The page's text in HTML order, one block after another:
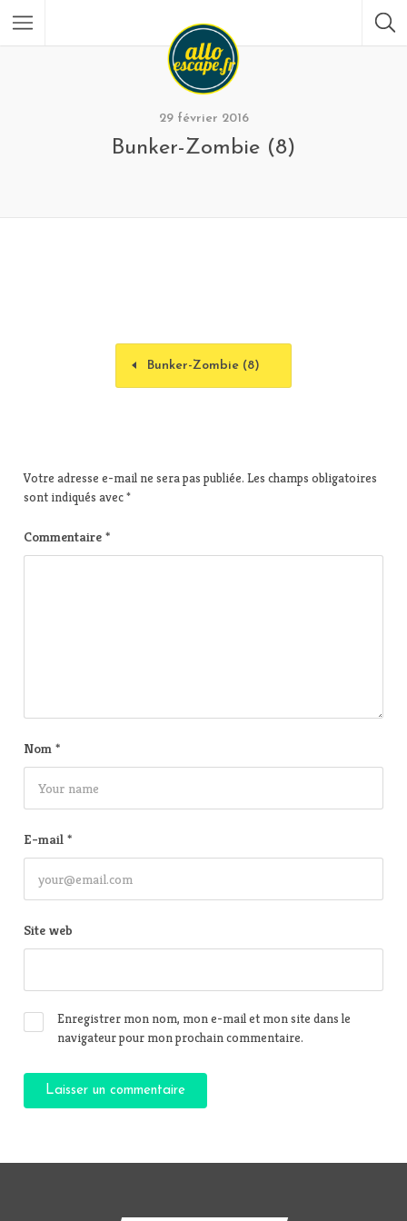
29 février 2016
Bunker-Zombie (8)
Bunker-Zombie (8)
Votre adresse e-mail ne sera pas publiée. Les champs obligatoires
sont indiqués avec*
Commentaire *
Nom *
E-mail *
Site web
Enregistrer mon nom, mon e-mail et mon site dans le
navigateur pour mon prochain commentaire.